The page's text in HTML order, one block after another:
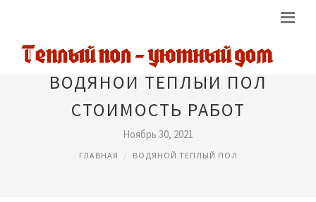
ВОДЯНОЙ ТЕПЛЫЙ ПОЛ
СТОИМОСТЬ РАБОТ
Ноябрь 30, 2021
ГЛАВНАЯ ВОДЯНОЙ ТЕПЛЫЙ ПОЛ